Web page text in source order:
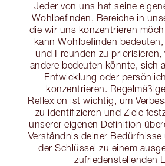
Jeder von uns hat seine
Wohlbefinden, Bereiche in
die wir uns konzentrieren
kann Wohlbefinden
und Freunden zu
andere bedeuten könnte, sich
Entwicklung oder
konzentrieren.
Reflexion ist wichtig, um
zu identifizieren und Ziele
unserer eigenen Definition
Verständnis deiner Bedürfnisse
der Schlüssel zu einem
zufriedenstellenden